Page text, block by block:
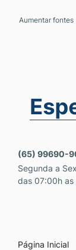
Ir para a
Aumentar fontes
(65) 99690-
Segunda a
das 07:00h as
Página Inicial